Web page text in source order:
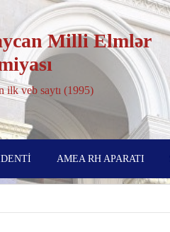
Milli Elmlər
ilk veb saytı (1995)
AMEA RH APARATI